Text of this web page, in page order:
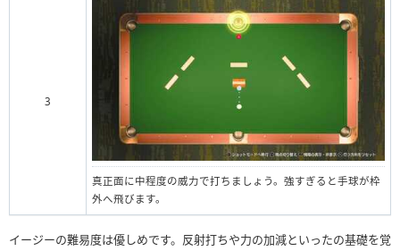
3
真正面に中程度の威力で打ちましょう。強すぎると手球が枠
外へ飛びます。
イージーの難易度は優しめです。反射打ちや力の加減といったの基礎を覚